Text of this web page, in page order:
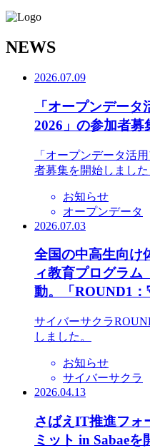
NEWS
2026.07.09
「オープンデー
2026」の参加者募
「オープンデータ活
者募集を開始しました
お知らせ
オープンデータ
2026.07.03
全国の中高生向け
ィ教育プログラム
動。「ROUND1：
サイバーサクラ
しました。
お知らせ
サイバーサクラ
2026.04.13
さばえIT推進フォ
ミット in Sabaeを